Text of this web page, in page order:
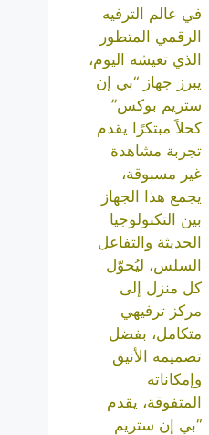
في عالم الترفيه
الرقمي المتطور
الذي تعيشه اليوم،
يبرز جهاز “بي إن
ستريم بوكس”
كحلاً مبتكرًا يقدم
تجربة مشاهدة
غير مسبوقة،
يجمع هذا الجهاز
بين التكنولوجيا
الحديثة والتفاعل
السلس، ليُحوّل
كل منزل إلى
مركز ترفيهي
متكامل، بفضل
تصميمه الأنيق
وإمكاناته
المتفوقة، يقدم
“بي إن ستريم